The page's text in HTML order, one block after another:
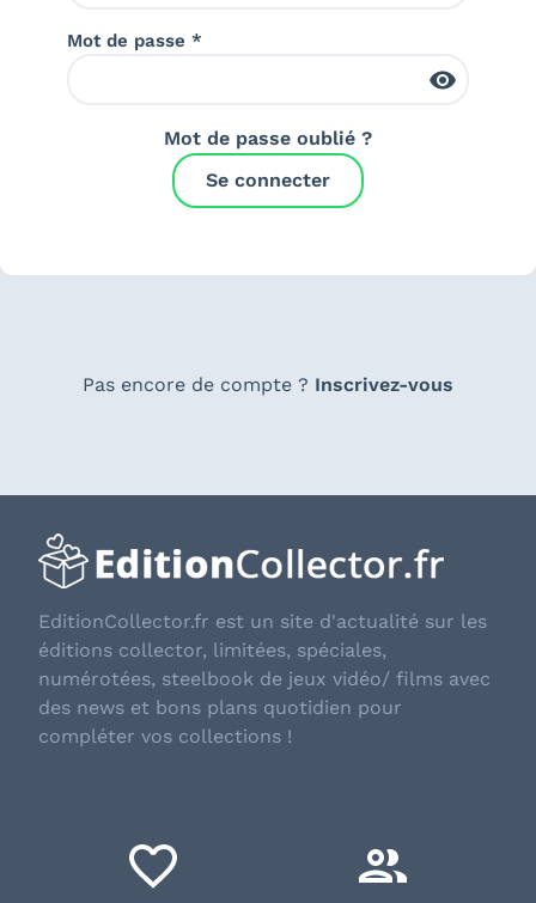
Mot de passe *
Mot de passe oublié ?
Se connecter
Pas encore de compte ? Inscrivez-vous
EditionCollector.fr est un site d'actualité sur les
éditions collector, limitées, spéciales,
numérotées, steelbook de jeux vidéo/ films avec
des news et bons plans quotidien pour
compléter vos collections !